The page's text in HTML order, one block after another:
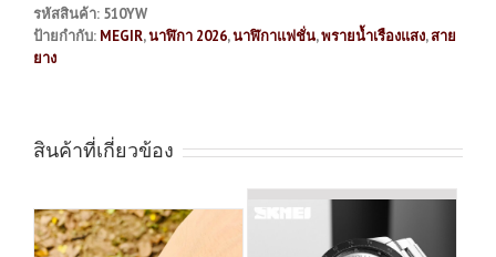
รหัสสินค้า: 510YW
ป้ายกำกับ: MEGIR,นาฬิกา 2026,นาฬิกาแฟชั่น,พรายน้ำเรืองแสง,สาย
ยาง
สินค้าที่เกี่ยวข้อง